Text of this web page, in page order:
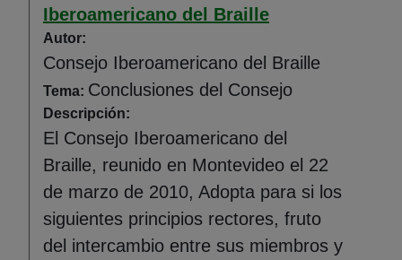
Iberoamericano del Braille
Autor:
Consejo Iberoamericano del Braille
Tema: Conclusiones del Consejo
Descripción:
El Consejo Iberoamericano del
Braille, reunido en Montevideo el 22
de marzo de 2010, Adopta para si los
siguientes principios rectores, fruto
del intercambio entre sus miembros y